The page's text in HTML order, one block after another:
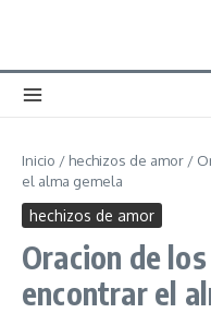
Inicio / hechizos de amor /
el alma gemela
hechizos de amor
Oracion de
encontrar el